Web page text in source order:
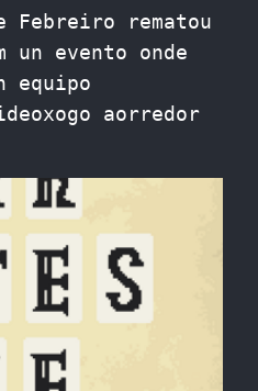
Febreiro rematou
un evento onde
equipo
aorredor